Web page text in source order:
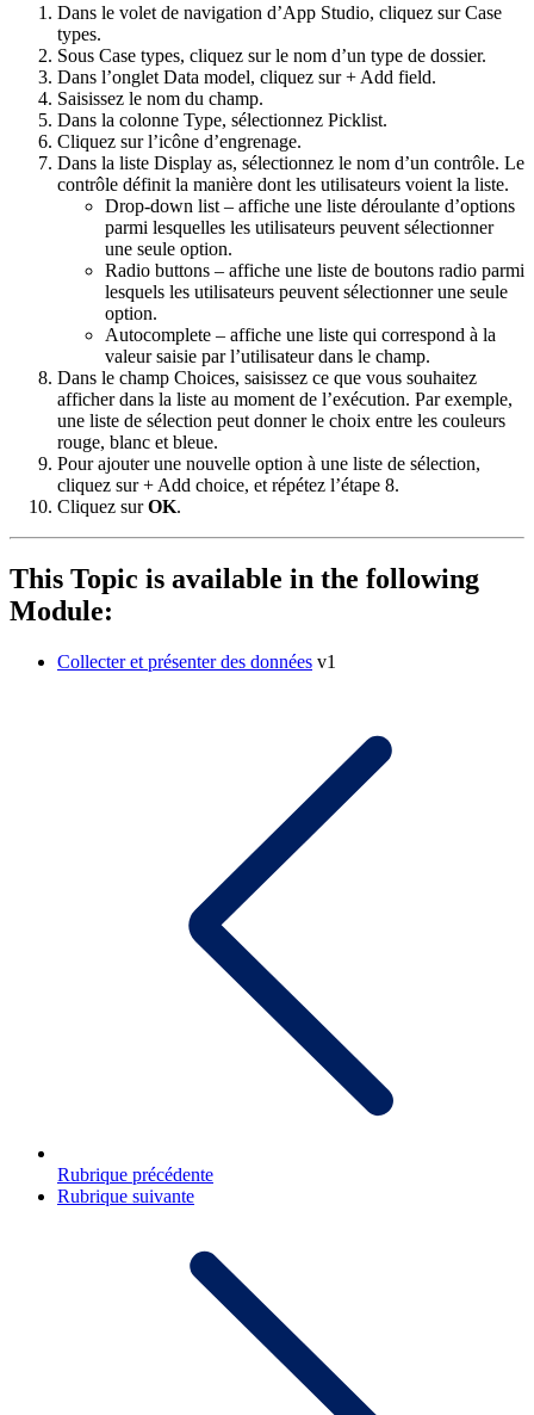
Dans le volet de navigation d’App Studio, cliquez surCase
types.
Sous Case types, cliquez sur le nom d’un type de dossier.
Dans l’onglet Data model, cliquez sur+ Add field.
Saisissez le nom du champ.
Dans la colonne Type, sélectionnez Picklist.
Cliquez sur l’icône d’engrenage.
Dans la liste Display as, sélectionnez le nom d’un contrôle. Le
contrôle définit la manière dont les utilisateurs voient la liste.
Drop-down list – affiche une liste déroulante d’options
parmi lesquelles les utilisateurs peuvent sélectionner
une seule option.
Radio buttons – affiche une liste de boutons radio parmi
lesquels les utilisateurs peuvent sélectionner une seule
option.
Autocomplete – affiche une liste qui correspond à la
valeur saisie par l’utilisateur dans le champ.
Dans le champ Choices, saisissez ce que vous souhaitez
afficher dans la liste au moment de l’exécution. Par exemple,
une liste de sélection peut donner le choix entre les couleurs
rouge, blanc et bleue.
Pour ajouter une nouvelle option à une liste de sélection,
cliquez sur+ Add choice, et répétez l’étape 8.
Cliquez surOK.
This Topic is available in the following
Module:
Collecter et présenter des données v1
Rubrique précédente
Rubrique suivante